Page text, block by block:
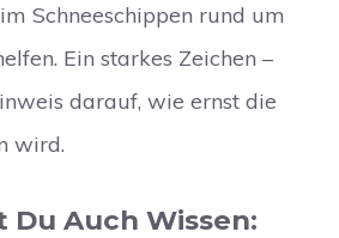
Schneeschippen rund um
Ein starkes Zeichen –
darauf, wie ernst die
wird.
Du Auch Wissen: